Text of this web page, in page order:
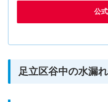
公
足立区谷中の水漏